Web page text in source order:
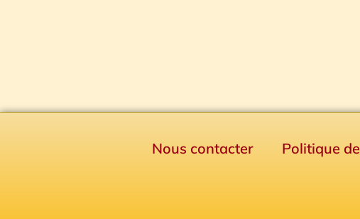
Nous contacter Politique